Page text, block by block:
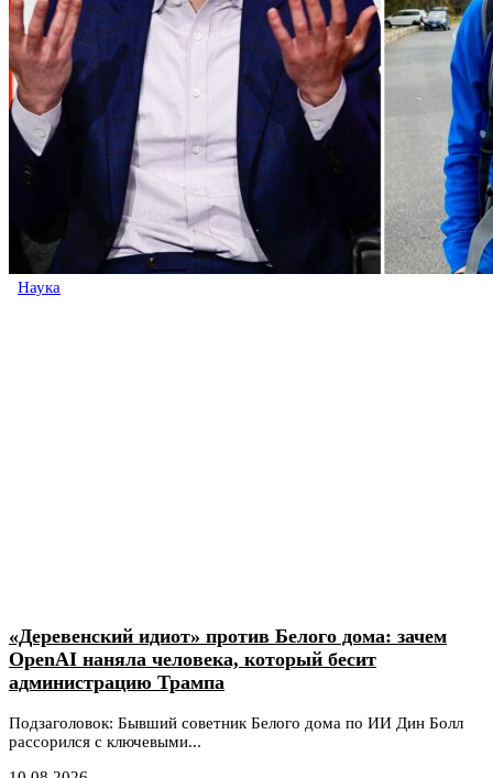
Наука
«Деревенский идиот» против Белого дома: зачем
OpenAI наняла человека, который бесит
администрацию Трампа
Подзаголовок: Бывший советник Белого дома по ИИ Дин Болл
рассорился с ключевыми...